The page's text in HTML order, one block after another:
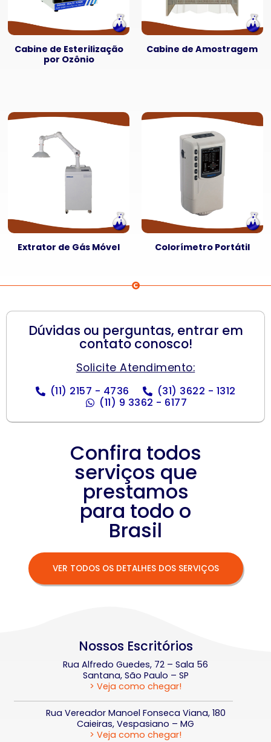
Cabine de Esterilização
por Ozônio
Cabine de Amostragem
Extrator de Gás Móvel Colorímetro Portátil
Dúvidas ou perguntas, entrar em
contato conosco!
Solicite Atendimento:
(11) 2157 - 4736
(31) 3622 - 1312
(11) 9 3362 - 6177
Confira todos
serviços que
prestamos
para todo o
Brasil
VER TODOS OS DETALHES DOS SERVIÇOS
Nossos Escritórios
Rua Alfredo Guedes, 72 – Sala 56
Santana, São Paulo – SP
> Veja como chegar!
Rua Vereador Manoel Fonseca Viana, 180
Caieiras, Vespasiano – MG
> Veja como chegar!